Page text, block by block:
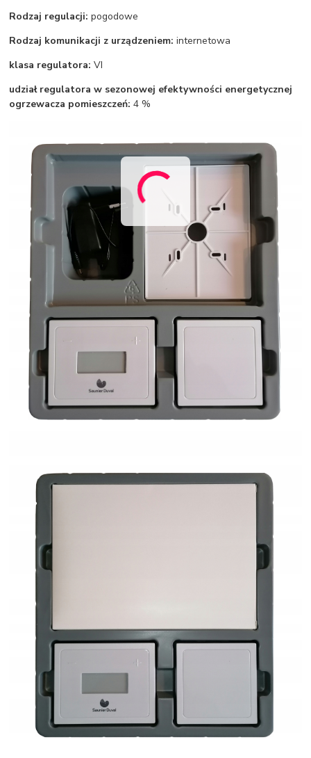
Rodzaj regulacji: pogodowe
Rodzaj komunikacji z urządzeniem: internetowa
klasa regulatora: VI
udział regulatora w sezonowej efektywności energetycznej
ogrzewacza pomieszczeń: 4 %